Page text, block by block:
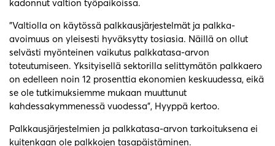
kadonnut valtion työpaikoissa.
”Valtiolla on käytössä palkkausjärjestelmät ja palkka-
avoimuus on yleisesti hyväksytty tosiasia. Näillä on ollut
selvästi myönteinen vaikutus palkkatasa-arvon
toteutumiseen. Yksityisellä sektorilla selittymätön palkkaero
on edelleen noin 12 prosenttia ekonomien keskuudessa, eikä
se ole tutkimuksiemme mukaan muuttunut
kahdessakymmenessä vuodessa”, Hyyppä kertoo.
Palkkausjärjestelmien ja palkkatasa-arvon tarkoituksena ei
kuitenkaan ole palkkojen tasapäistäminen.